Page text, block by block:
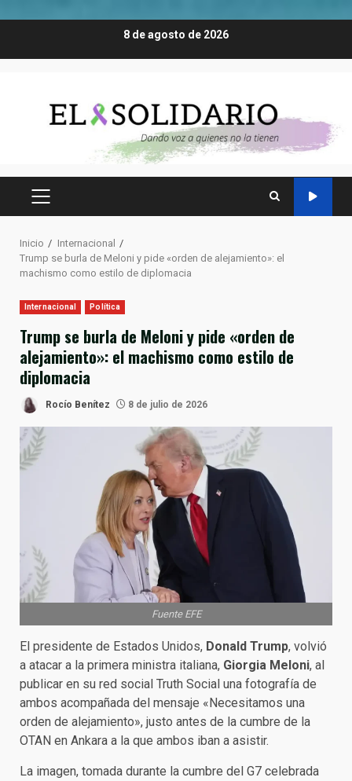
8 de agosto de 2026
MENÚ
Inicio
Internacional
Trump se burla de Meloni y pide «orden de alejamiento»: el
machismo como estilo de diplomacia
Internacional Política
Trump se burla de Meloni y pide «orden de
alejamiento»: el machismo como estilo de
diplomacia
Rocío Benítez 8 de julio de 2026
Fuente EFE
El presidente de Estados Unidos, Donald Trump, volvió
a atacar a la primera ministra italiana, Giorgia Meloni, al
publicar en su red social Truth Social una fotografía de
ambos acompañada del mensaje «Necesitamos una
orden de alejamiento», justo antes de la cumbre de la
OTAN en Ankara a la que ambos iban a asistir.
La imagen, tomada durante la cumbre del G7 celebrada